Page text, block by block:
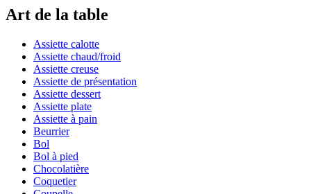
Art de la table
Assiette calotte
Assiette chaud/froid
Assiette creuse
Assiette de présentation
Assiette dessert
Assiette plate
Assiette à pain
Beurrier
Bol
Bol à pied
Chocolatière
Coquetier